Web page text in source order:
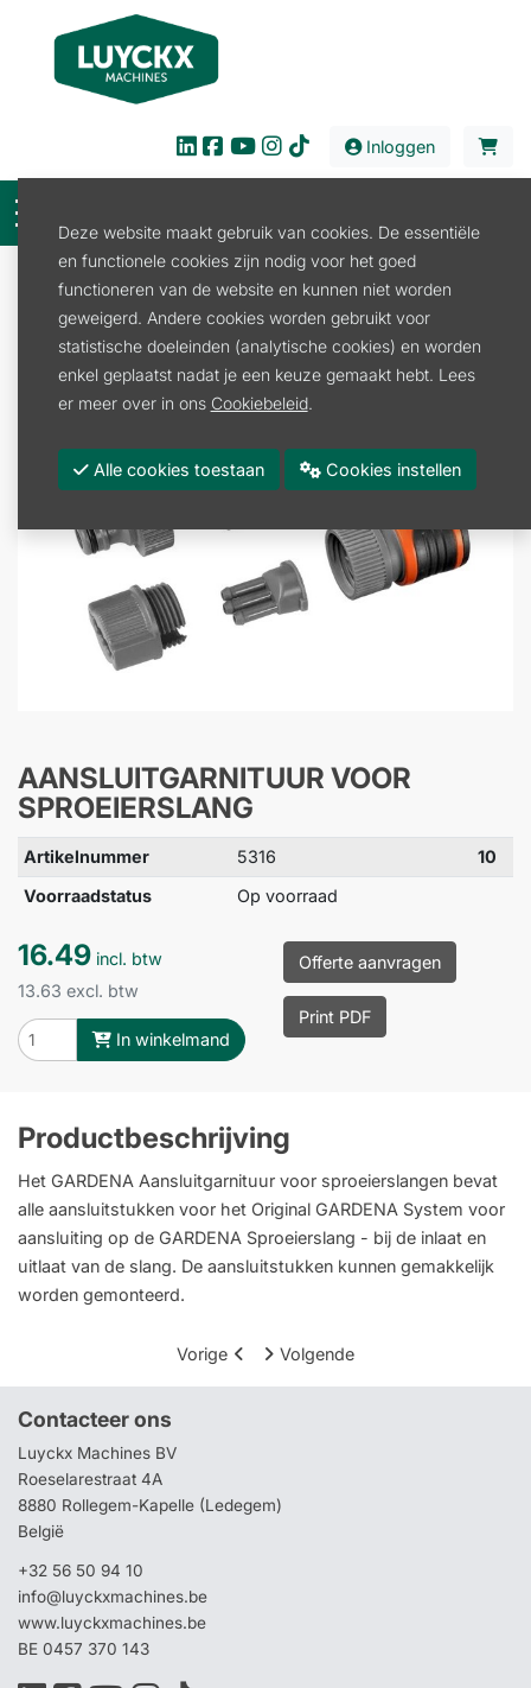
Inloggen
Tuin en Park
Beregeningstechniek
AANSLUITGARNITUUR VOOR SPROEIERSLANG
AANSLUITGARNITUUR VOOR
SPROEIERSLANG
Artikelnummer 5316
10
Voorraadstatus
Op voorraad
16.49 incl. btw
13.63 excl. btw
In winkelmand
Offerte aanvragen
Print PDF
Productbeschrijving
Het GARDENA Aansluitgarnituur voor sproeierslangen bevat
alle aansluitstukken voor het Original GARDENA System voor
aansluiting op de GARDENA Sproeierslang - bij de inlaat en
uitlaat van de slang. De aansluitstukken kunnen gemakkelijk
worden gemonteerd.
Vorige Volgende
Contacteer ons
Luyckx Machines BV
Roeselarestraat 4A
8880 Rollegem-Kapelle (Ledegem)
België
+32 56 50 94 10
info@luyckxmachines.be
www.luyckxmachines.be
BE 0457 370 143
Deze website maakt gebruik van cookies. De essentiële
en functionele cookies zijn nodig voor het goed
functioneren van de website en kunnen niet worden
geweigerd. Andere cookies worden gebruikt voor
statistische doeleinden (analytische cookies) en worden
enkel geplaatst nadat je een keuze gemaakt hebt. Lees
er meer over in ons Cookiebeleid.
Alle cookies toestaan Cookies instellen